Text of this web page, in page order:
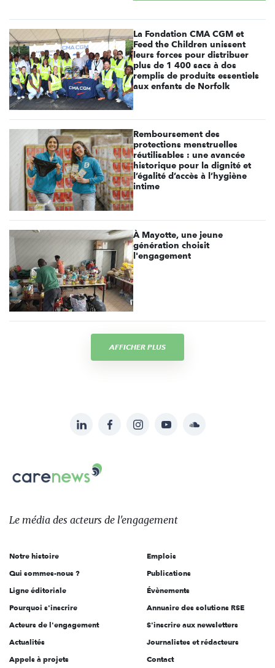
La Fondation CMA CGM et
Feed the Children unissent
leurs forces pour distribuer
plus de 1 400 sacs à dos
remplis de produits essentiels
aux enfants de Norfolk
Remboursement des
protections menstruelles
réutilisables : une avancée
historique pour la dignité et
l’égalité d’accès à l’hygiène
intime
À Mayotte, une jeune
génération choisit
l'engagement
AFFICHER PLUS
sur:
LinkedInFacebookInstagramYouTubeSoundcloud
Carenews,
Le
des
l'engagement
Le média des acteurs de l'engagement
Notre histoire
Qui sommes-nous ?
Ligne éditoriale
Pourquoi s'inscrire
Acteurs de l'engagement
Actualités
Appels à projets
Emplois
Publications
Évènements
Annuaire des solutions RSE
S'inscrire aux newsletters
Journalistes et rédacteurs
Contact